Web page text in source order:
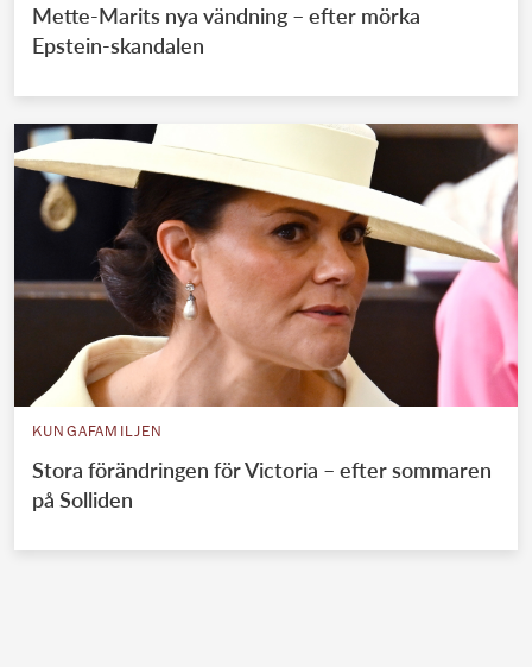
Mette-Marits nya vändning – efter mörka
Epstein-skandalen
KUNGAFAMILJEN
Stora förändringen för Victoria – efter sommaren
på Solliden